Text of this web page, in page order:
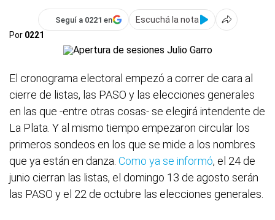
Seguí a 0221 en
Escuchá la nota
Por 0221
El cronograma electoral empezó a correr de cara al
cierre de listas, las PASO y las elecciones generales
en las que -entre otras cosas- se elegirá intendente de
La Plata. Y al mismo tiempo empezaron circular los
primeros sondeos en los que se mide a los nombres
que ya están en danza. Como ya se informó, el 24 de
junio cierran las listas, el domingo 13 de agosto serán
las PASO y el 22 de octubre las elecciones generales.